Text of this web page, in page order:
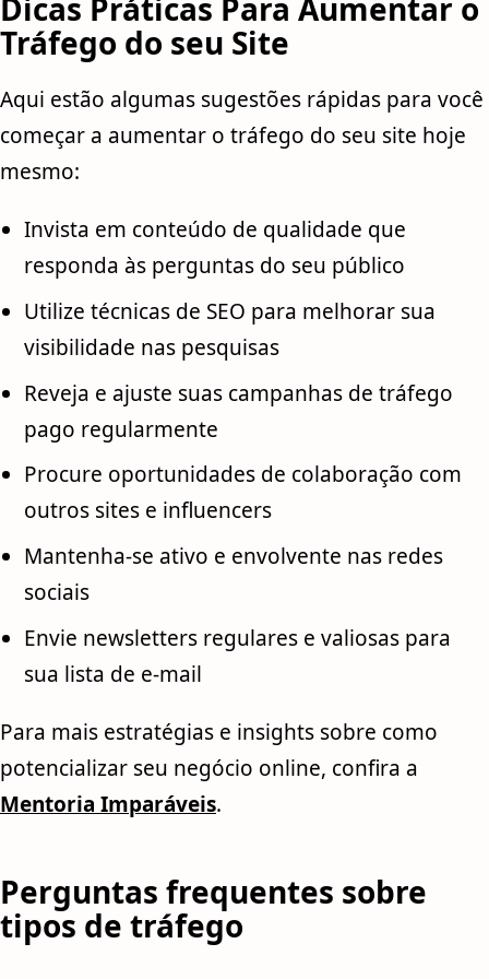
Dicas Práticas Para Aumentar o
Tráfego do seu Site
Aqui estão algumas sugestões rápidas para você
começar a aumentar o tráfego do seu site hoje
mesmo:
Invista em conteúdo de qualidade que
responda às perguntas do seu público
Utilize técnicas de SEO para melhorar sua
visibilidade nas pesquisas
Reveja e ajuste suas campanhas de tráfego
pago regularmente
Procure oportunidades de colaboração com
outros sites e influencers
Mantenha-se ativo e envolvente nas redes
sociais
Envie newsletters regulares e valiosas para
sua lista de e-mail
Para mais estratégias e insights sobre como
potencializar seu negócio online, confira a
Mentoria Imparáveis.
Perguntas frequentes sobre
tipos de tráfego